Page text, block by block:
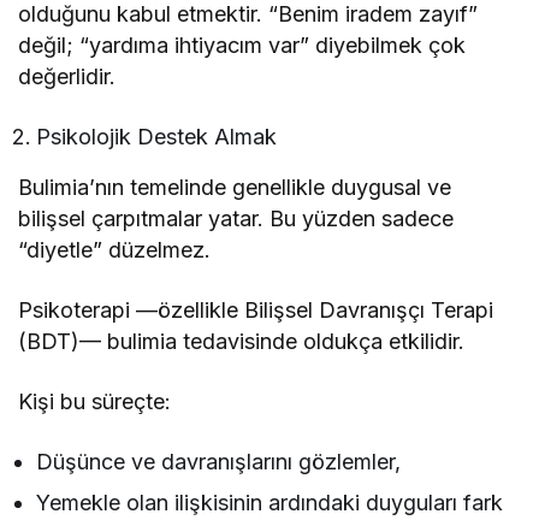
olduğunu kabul etmektir. “Benim iradem zayıf”
değil; “yardıma ihtiyacım var” diyebilmek çok
değerlidir.
Psikolojik Destek Almak
Bulimia’nın temelinde genellikle duygusal ve
bilişsel çarpıtmalar yatar. Bu yüzden sadece
“diyetle” düzelmez.
Psikoterapi —özellikle Bilişsel Davranışçı Terapi
(BDT)— bulimia tedavisinde oldukça etkilidir.
Kişi bu süreçte:
Düşünce ve davranışlarını gözlemler,
Yemekle olan ilişkisinin ardındaki duyguları fark